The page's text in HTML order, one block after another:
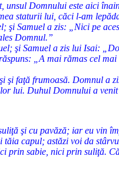
unsul Domnului este aici
staturii lui, căci l-am
şi Samuel a zis: „Nici pe
Domnul.”
şi Samuel a zis lui Isai:
„A mai rămas cel
faţă frumoasă. Domnul a
lui. Duhul Domnului a
şi cu pavăză; iar eu vin
capul; astăzi voi da
prin sabie, nici prin suliţă.